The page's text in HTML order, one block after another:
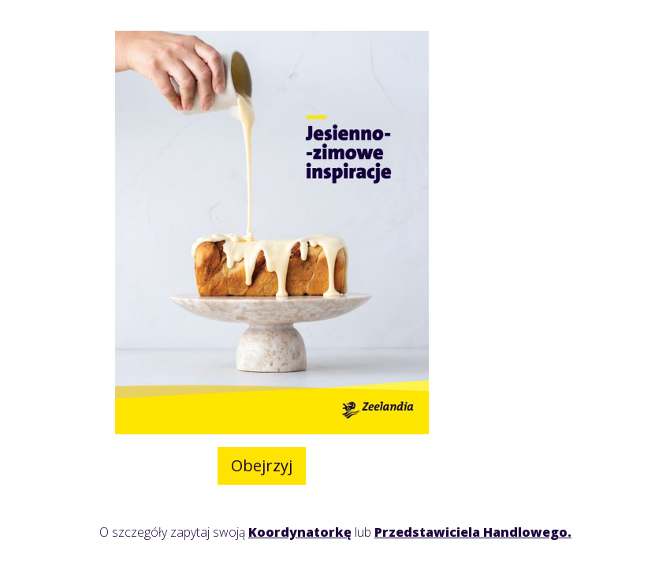
Obejrzyj
O szczegóły zapytaj swoją Koordynatorkę lub Przedstawiciela Handlowego.